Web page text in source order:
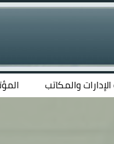
والمكاتب